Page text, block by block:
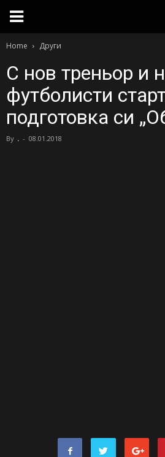
Home Други
С нов треньор и
футболисти
подготовка си
By . - 08.01.2018